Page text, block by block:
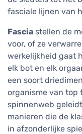
fasciale lijnen van
Fascia stellen de
voor, of ze
werkelijkheid gaat
elk bot en elk
een soort
organisme van top
spinnenweb
manieren die de
in afzonderlijke